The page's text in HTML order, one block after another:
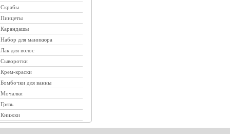
Скрабы
Пинцеты
Карандашы
Набор для маникюра
Лак для волос
Сыворотки
Крем-краски
Бомбочки для ванны
Мочалки
Грязь
Книжки